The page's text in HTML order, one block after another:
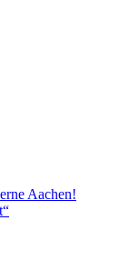
Aachen!